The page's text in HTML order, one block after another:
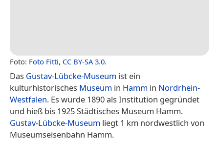
Foto: Foto Fitti, CC BY-SA 3.0.
Das Gustav-Lübcke-Museum ist ein
kulturhistorisches Museum in Hamm in Nordrhein-
Westfalen. Es wurde 1890 als Institution gegründet
und hieß bis 1925 Städtisches Museum Hamm.
Gustav-Lübcke-Museum liegt 1 km nordwestlich von
Museumseisenbahn Hamm.